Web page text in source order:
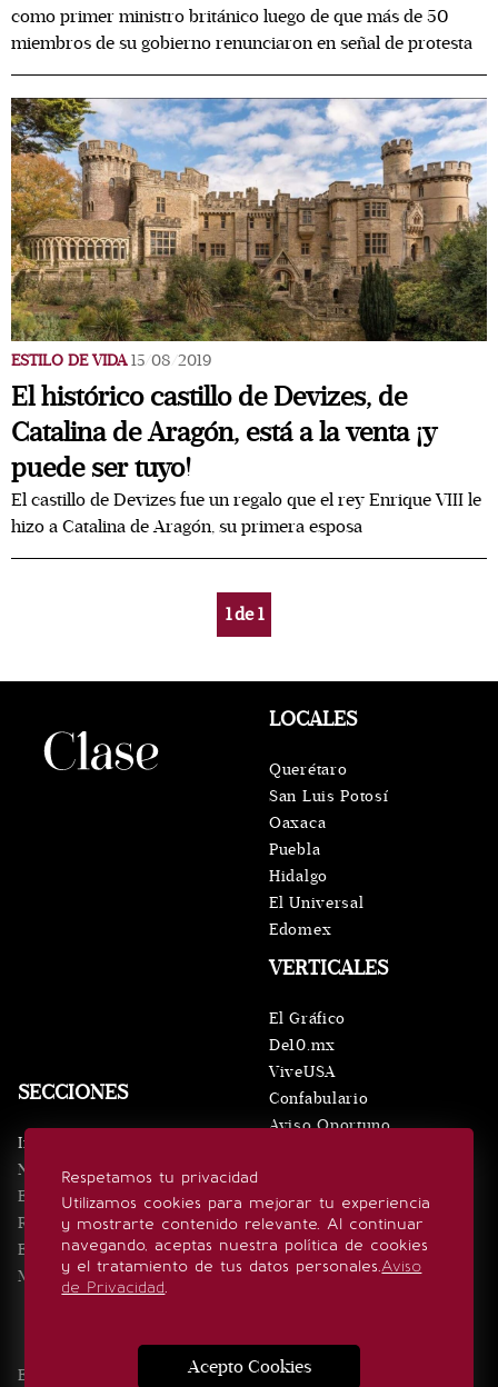
como primer ministro británico luego de que más de 50
miembros de su gobierno renunciaron en señal de protesta
ESTILO DE VIDA 15/08/2019
El histórico castillo de Devizes, de
Catalina de Aragón, está a la venta ¡y
puede ser tuyo!
El castillo de Devizes fue un regalo que el rey Enrique VIII le
hizo a Catalina de Aragón, su primera esposa
1de1
Respetamos tu privacidad
Utilizamos cookies para mejorar tu experiencia
y mostrarte contenido relevante. Al continuar
navegando, aceptas nuestra política de cookies
y el tratamiento de tus datos personales.Aviso
de Privacidad.
Acepto Cookies
SECCIONES
Inicio
Noticias
Eventos
Realeza
Estilo de vida
Minuto x Minuto
VERTICALES
El Gráfico
De10.mx
ViveUSA
Confabulario
Aviso Oportuno
LOCALES
Querétaro
San Luis Potosí
Oaxaca
Puebla
Hidalgo
El Universal
Edomex
SÍGUENOS
Edición Impresa Noticias Quiénes somos